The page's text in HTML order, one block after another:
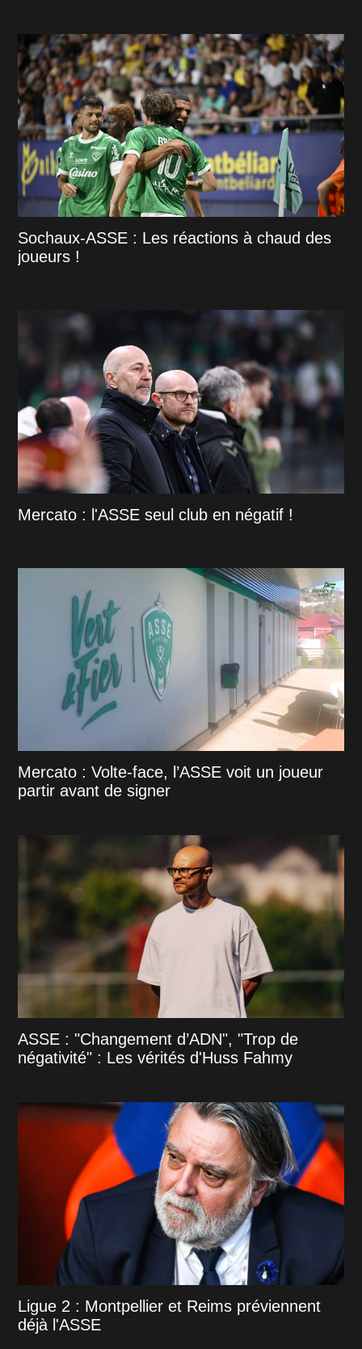
Sochaux-ASSE : Les réactions à chaud des
joueurs !
Mercato : l'ASSE seul club en négatif !
Mercato : Volte-face, l’ASSE voit un joueur
partir avant de signer
ASSE : "Changement d’ADN", "Trop de
négativité" : Les vérités d'Huss Fahmy
Ligue 2 : Montpellier et Reims préviennent
déjà l'ASSE